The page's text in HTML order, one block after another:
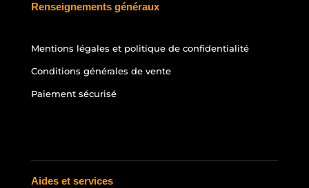
Renseignements généraux
Mentions légales et politique de confidentialité
Conditions générales de vente
Paiement sécurisé
Aides et services